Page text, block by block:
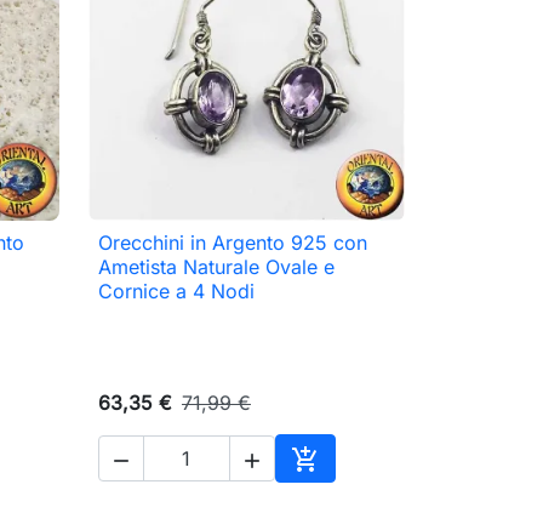
al carrello
 Anteprima
Orecchini in Argento 925 con
Ametista Naturale Ovale e
Cornice a 4 Nodi
63,35 € 71,99 €
  
Aggiungi al carrello